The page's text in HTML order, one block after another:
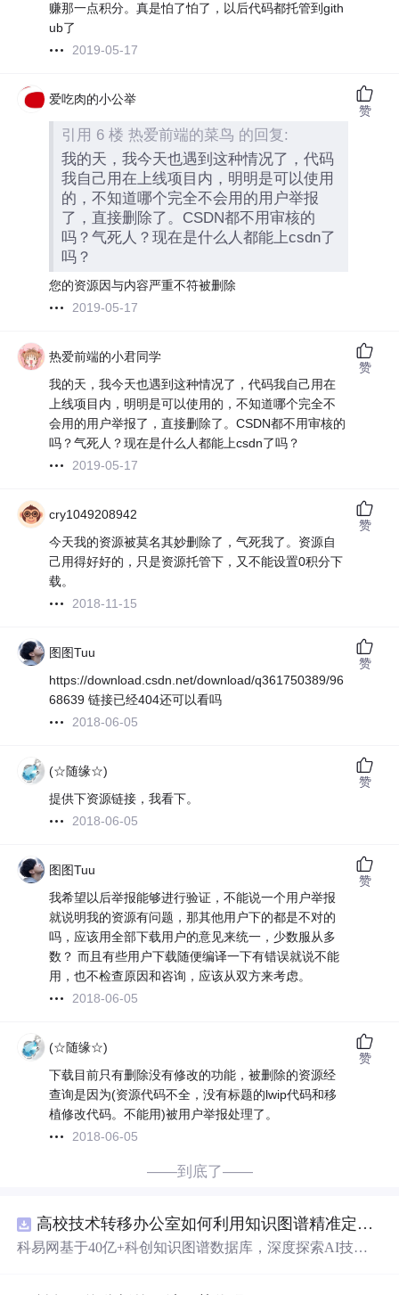
赚那一点积分。真是怕了怕了，以后代码都托管到gith
ub了
2019-05-17
爱吃肉的小公举
引用 6 楼 热爱前端的菜鸟 的回复:
我的天，我今天也遇到这种情况了，代码
我自己用在上线项目内，明明是可以使用
的，不知道哪个完全不会用的用户举报
了，直接删除了。CSDN都不用审核的
吗？气死人？现在是什么人都能上csdn了
吗？
您的资源因与内容严重不符被删除
2019-05-17
赞
热爱前端的小君同学
我的天，我今天也遇到这种情况了，代码我自己用在
上线项目内，明明是可以使用的，不知道哪个完全不
会用的用户举报了，直接删除了。CSDN都不用审核的
吗？气死人？现在是什么人都能上csdn了吗？
2019-05-17
赞
cry1049208942
今天我的资源被莫名其妙删除了，气死我了。资源自
己用得好好的，只是资源托管下，又不能设置0积分下
载。
2018-11-15
赞
图图Tuu
https://download.csdn.net/download/q361750389/96
68639 链接已经404还可以看吗
2018-06-05
赞
(☆随缘☆)
提供下资源链接，我看下。
2018-06-05
赞
图图Tuu
我希望以后举报能够进行验证，不能说一个用户举报
就说明我的资源有问题，那其他用户下的都是不对的
吗，应该用全部下载用户的意见来统一，少数服从多
数？ 而且有些用户下载随便编译一下有错误就说不能
用，也不检查原因和咨询，应该从双方来考虑。
2018-06-05
赞
(☆随缘☆)
下载目前只有删除没有修改的功能，被删除的资源经
查询是因为(资源代码不全，没有标题的lwip代码和移
植修改代码。不能用)被用户举报处理了。
2018-06-05
赞
——到底了——
高校技术转移办公室如何利用知识图谱精准定位产业需求与技术适配点？.docx
科易网基于40亿+科创知识图谱数据库，深度探索AI技术